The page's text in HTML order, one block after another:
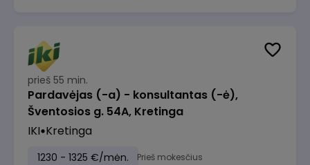
prieš 55 min.
Pardavėjas (-a) - konsultantas (-ė),
Šventosios g. 54A, Kretinga
IKI Kretinga
1230 - 1325 €/mėn. Prieš mokesčius